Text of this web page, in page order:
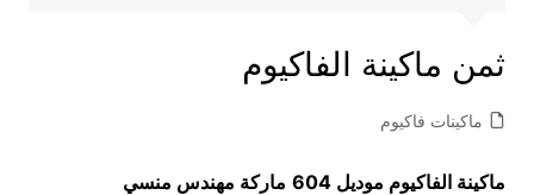
ثمن ماكينة الفاكيوم
ماكينات فاكيوم
ماكينة الفاكيوم موديل 604 ماركة مهندس منسي